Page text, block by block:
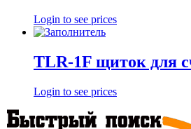
Login to see prices
TLR-1F щиток для
Login to see prices